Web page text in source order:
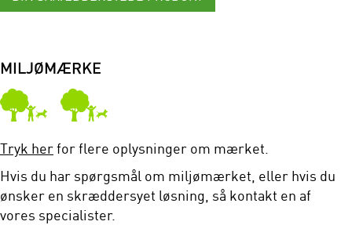
MILJØMÆRKE
Tryk herfor flere oplysninger om mærket.
Hvis du har spørgsmål om miljømærket, eller hvis du
ønsker en skræddersyet løsning, så kontakt en af
vores specialister.